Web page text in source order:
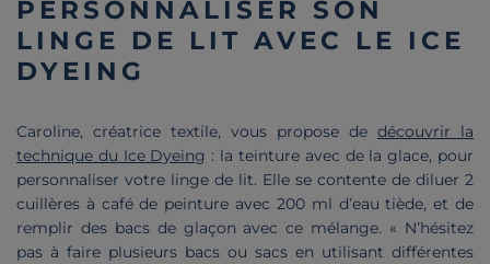
PERSONNALISER SON
LINGE DE LIT AVEC LE ICE
DYEING
Caroline, créatrice textile, vous propose de découvrir la
technique du Ice Dyeing : la teinture avec de la glace, pour
personnaliser votre linge de lit. Elle se contente de diluer 2
cuillères à café de peinture avec 200 ml d’eau tiède, et de
remplir des bacs de glaçon avec ce mélange. « N’hésitez
pas à faire plusieurs bacs ou sacs en utilisant différentes